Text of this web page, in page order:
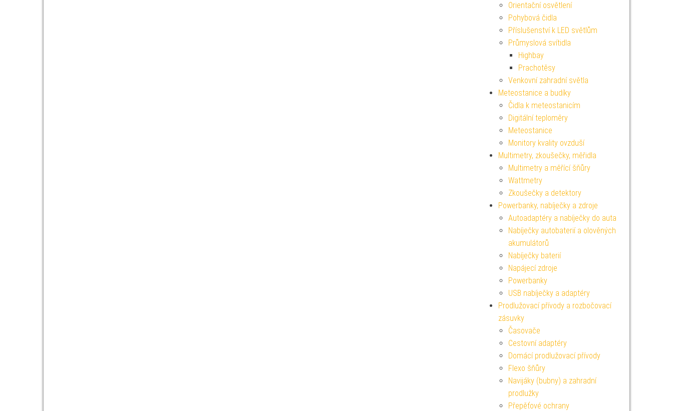
Orientační osvětlení
Pohybová čidla
Příslušenství k LED světlům
Průmyslová svítidla
Highbay
Prachotěsy
Venkovní zahradní světla
Meteostanice a budíky
Čidla k meteostanicím
Digitální teploměry
Meteostanice
Monitory kvality ovzduší
Multimetry, zkoušečky, měřidla
Multimetry a měřící šňůry
Wattmetry
Zkoušečky a detektory
Powerbanky, nabíječky a zdroje
Autoadaptéry a nabíječky do auta
Nabíječky autobaterií a olověných
akumulátorů
Nabíječky baterií
Napájecí zdroje
Powerbanky
USB nabíječky a adaptéry
Prodlužovací přívody a rozbočovací
zásuvky
Časovače
Cestovní adaptéry
Domácí prodlužovací přívody
Flexo šňůry
Navijáky (bubny) a zahradní
prodlužky
Přepěťové ochrany